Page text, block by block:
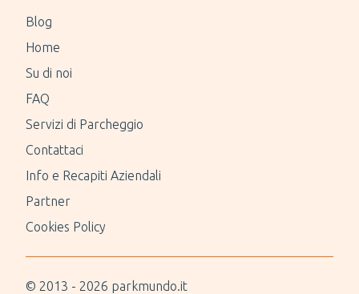
Blog
Home
Su di noi
FAQ
Servizi di Parcheggio
Contattaci
Info e Recapiti Aziendali
Partner
Cookies Policy
© 2013 - 2026 parkmundo.it